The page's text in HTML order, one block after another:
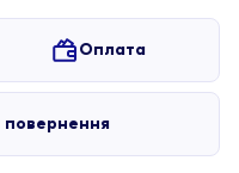
Оплата
повернення